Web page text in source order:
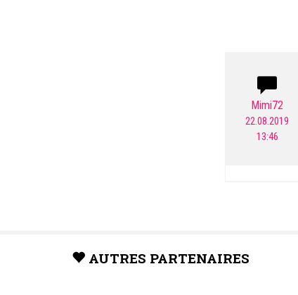
Mimi72
22.08.2019
13:46
AUTRES PARTENAIRES